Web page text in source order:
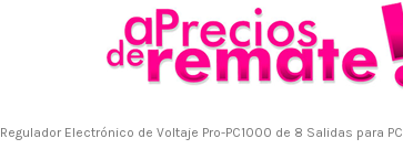
Regulador Electrónico de Voltaje Pro-PC1000 de 8 Salidas para PC